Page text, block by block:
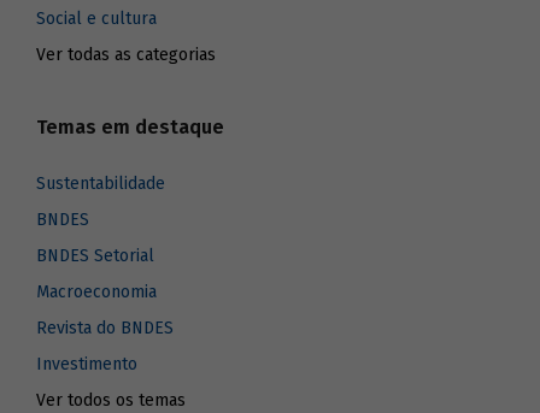
Social e cultura
Ver todas as categorias
Temas em destaque
Sustentabilidade
BNDES
BNDES Setorial
Macroeconomia
Revista do BNDES
Investimento
Ver todos os temas